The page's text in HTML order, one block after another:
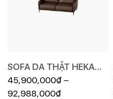
SOFA DA THẬT HEKA
F006
45,900,000₫ –
92,988,000₫